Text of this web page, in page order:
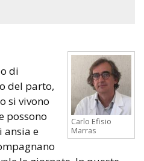
Carlo Efisio
Marras
di
del parto,
si vivono
possono
ansia e